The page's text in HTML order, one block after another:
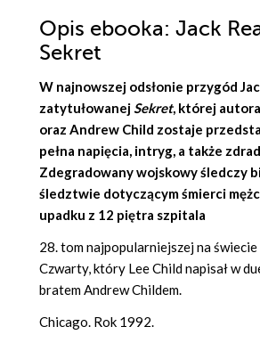
Opis ebooka: Jack
Sekret
W najnowszej odsłonie przygód
zatytułowanejSekret, której
oraz Andrew Child zostaje
pełna napięcia, intryg, a także
Zdegradowany wojskowy śledczy
śledztwie dotyczącym śmierci
upadku z 12 piętra szpitala
28. tom najpopularniejszej na
Czwarty, który Lee Child napisał w
bratem Andrew Childem.
Chicago. Rok 1992.